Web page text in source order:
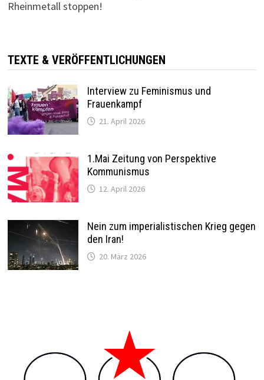
Rheinmetall stoppen!
TEXTE & VERÖFFENTLICHUNGEN
Interview zu Feminismus und
Frauenkampf
21. April 2026
1.Mai Zeitung von Perspektive
Kommunismus
12. April 2026
Nein zum imperialistischen Krieg gegen
den Iran!
20. März 2026